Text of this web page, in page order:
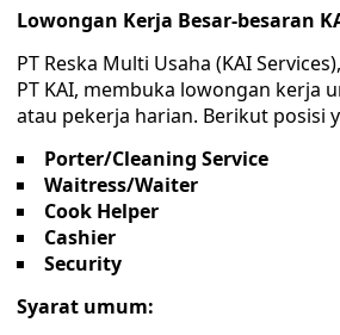
Lowongan Kerja Besar-besaran
PT Reska Multi Usaha (KAI
PT KAI, membuka lowongan kerja
atau pekerja harian. Berikut posisi
Porter/Cleaning Service
Waitress/Waiter
Cook Helper
Cashier
Security
Syarat umum: